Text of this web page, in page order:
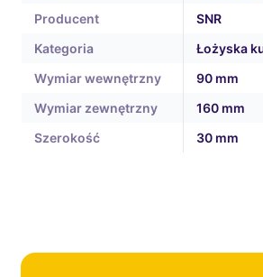
Producent
SNR
Kategoria
Łożyska
Wymiar wewnętrzny
90 mm
Wymiar zewnętrzny
160 mm
Szerokość
30 mm